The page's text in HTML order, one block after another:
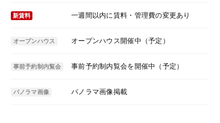
新賃料 一週間以内に賃料・管理費の変更あり
オープンハウス オープンハウス開催中（予定）
事前予約制内覧会 事前予約制内覧会を開催中（予定）
パノラマ画像 パノラマ画像掲載